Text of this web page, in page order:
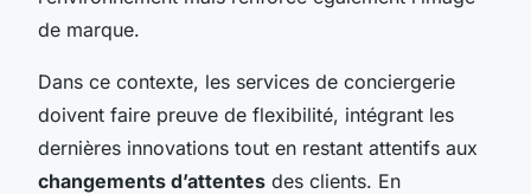
de marque.
Dans ce contexte, les services de conciergerie
doivent faire preuve de flexibilité, intégrant les
dernières innovations tout en restant attentifs aux
changements d’attentes des clients. En